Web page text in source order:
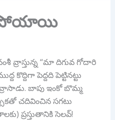
వ్రాస్తున్న “మా దిగువ గోదారి
పెద్దది పెట్టినట్టు
వ్రాసాడు. బాపు ఇంకో బొమ్మ
చదివించిన సగటు
ప్రస్తుతానికి సెలవ్!